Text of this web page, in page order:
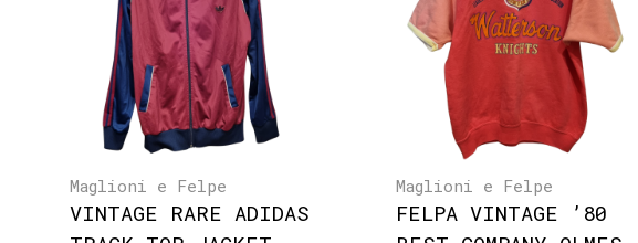
Maglioni e Felpe
VINTAGE RARE ADIDAS
Maglioni e Felpe
FELPA VINTAGE ’80